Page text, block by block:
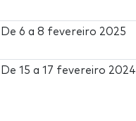
De6 a8 fevereiro 2025
De15 a17 fevereiro 2024